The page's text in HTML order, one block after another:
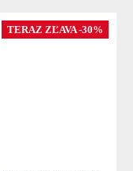
TERAZ ZĽAVA -30%